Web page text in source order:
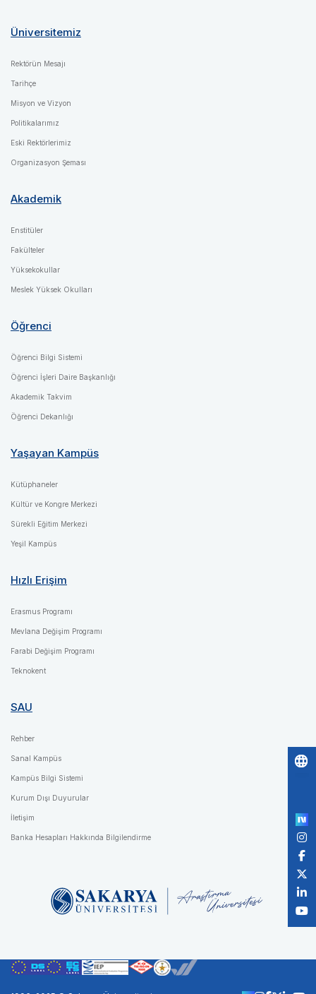
Üniversitemiz
Rektörün Mesajı
Tarihçe
Misyon ve Vizyon
Politikalarımız
Eski Rektörlerimiz
Organizasyon Şeması
Akademik
Enstitüler
Fakülteler
Yüksekokullar
Meslek Yüksek Okulları
Öğrenci
Öğrenci Bilgi Sistemi
Öğrenci İşleri Daire Başkanlığı
Akademik Takvim
Öğrenci Dekanlığı
Yaşayan Kampüs
Kütüphaneler
Kültür ve Kongre Merkezi
Sürekli Eğitim Merkezi
Yeşil Kampüs
Hızlı Erişim
Erasmus Programı
Mevlana Değişim Programı
Farabi Değişim Programı
Teknokent
SAU
Rehber
Sanal Kampüs
Kampüs Bilgi Sistemi
Kurum Dışı Duyurular
İletişim
Banka Hesapları Hakkında Bilgilendirme